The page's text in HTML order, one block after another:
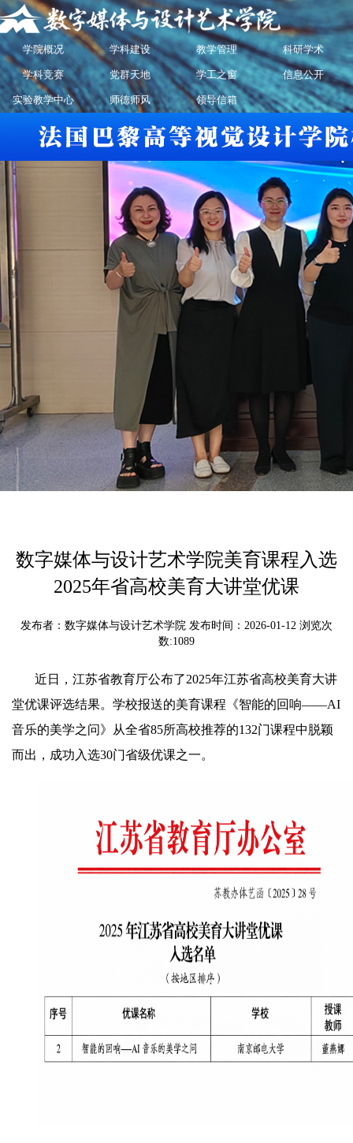
学院概况 学科建设 教学管理 科研学术
学科竞赛 党群天地 学工之窗 信息公开
实验教学中心 师德师风 领导信箱
数字媒体与设计艺术学院美育课程入选
2025年省高校美育大讲堂优课
发布者：数字媒体与设计艺术学院 发布时间：2026-01-12 浏览次
数:1089
近日，江苏省教育厅公布了2025年江苏省高校美育大讲
堂优课评选结果。学校报送的美育课程《智能的回响——AI
音乐的美学之问》从全省85所高校推荐的132门课程中脱颖
而出，成功入选30门省级优课之一。